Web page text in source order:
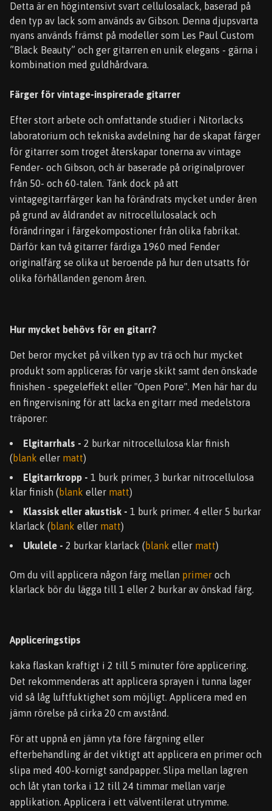
Detta är en högintensivt svart cellulosalack, baserad på
den typ av lack som används av Gibson. Denna djupsvarta
nyans används främst på modeller som Les Paul Custom
”Black Beauty” och ger gitarren en unik elegans - gärna i
kombination med guldhårdvara.
Färger för vintage-inspirerade gitarrer
Efter stort arbete och omfattande studier i Nitorlacks
laboratorium och tekniska avdelning har de skapat färger
för gitarrer som troget återskapar tonerna av vintage
Fender- och Gibson, och är baserade på originalprover
från 50- och 60-talen. Tänk dock på att
vintagegitarrfärger kan ha förändrats mycket under åren
på grund av åldrandet av nitrocellulosalack och
förändringar i färgekompostioner från olika fabrikat.
Därför kan två gitarrer färdiga 1960 med Fender
originalfärg se olika ut beroende på hur den utsatts för
olika förhållanden genom åren.
Hur mycket behövs för en gitarr?
Det beror mycket på vilken typ av trä och hur mycket
produkt som appliceras för varje skikt samt den önskade
finishen - spegeleffekt eller "Open Pore". Men här har du
en fingervisning för att lacka en gitarr med medelstora
träporer:
Elgitarrhals - 2 burkar nitrocellulosa klar finish
(blank eller matt)
Elgitarrkropp - 1 burk primer, 3 burkar nitrocellulosa
klar finish (blank eller matt)
Klassisk eller akustisk - 1 burk primer. 4 eller 5 burkar
klarlack (blank eller matt)
Ukulele - 2 burkar klarlack (blank eller matt)
Om du vill applicera någon färg mellan primer och
klarlack bör du lägga till 1 eller 2 burkar av önskad färg.
Appliceringstips
kaka flaskan kraftigt i 2 till 5 minuter före applicering.
Det rekommenderas att applicera sprayen i tunna lager
vid så låg luftfuktighet som möjligt. Applicera med en
jämn rörelse på cirka 20 cm avstånd.
För att uppnå en jämn yta före färgning eller
efterbehandling är det viktigt att applicera en primer och
slipa med 400-kornigt sandpapper. Slipa mellan lagren
och låt ytan torka i 12 till 24 timmar mellan varje
applikation. Applicera i ett välventilerat utrymme.